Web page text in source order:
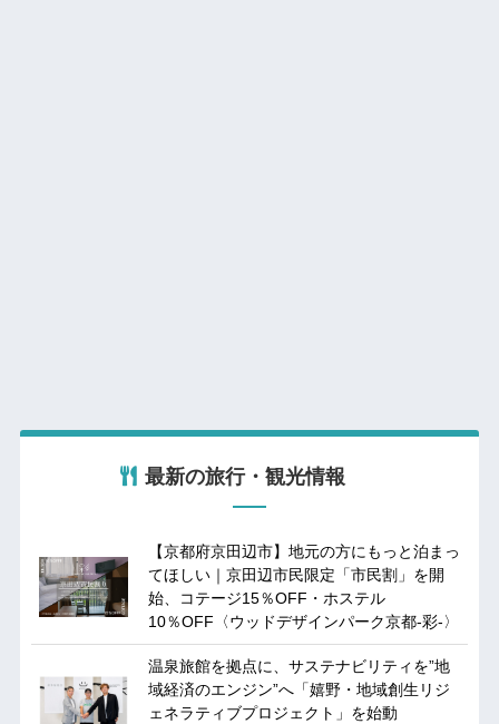
最新の旅行・観光情報
【京都府京田辺市】地元の方にもっと泊まっ
てほしい｜京田辺市民限定「市民割」を開
始、コテージ15％OFF・ホステル
10％OFF〈ウッドデザインパーク京都-彩-〉
温泉旅館を拠点に、サステナビリティを”地
域経済のエンジン”へ「嬉野・地域創生リジ
ェネラティブプロジェクト」を始動